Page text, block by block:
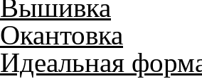
Вышивка
Окантовка
Идеальная